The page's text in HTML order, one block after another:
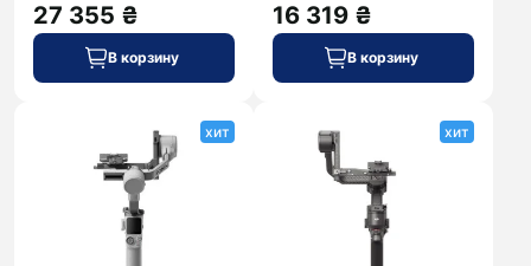
27 355 ₴
В корзину
16 319 ₴
В корзину
хит хит